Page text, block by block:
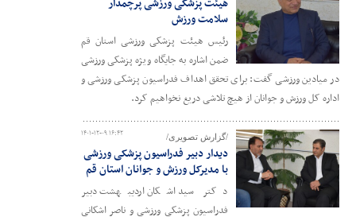
هیئت پزشکی ورزشی پرچمدار
سلامت ورزش
رئیس هیئت پزشکی ورزشی استان قم
ضمن اشاره به جایگاه ویژه پزشکی ورزشی
در میادین ورزشی گفت: برای تحقق اهداف فدراسیون پزشکی ورزشی و
اداره کل ورزش و جوانان از هیچ تلاشی دریغ نخواهیم کرد.
۱۴۰۱-۱۲-۰۹ ۱۶:۴۲ /گزارش تصویری/
دیدار دبیر فدراسیون پزشکی ورزشی
با مدیرکل ورزش و جوانان استان قم
دکتر سید اشکان اردیبهشت دبیر
فدراسیون پزشکی ورزشی و ناصر اشکانی